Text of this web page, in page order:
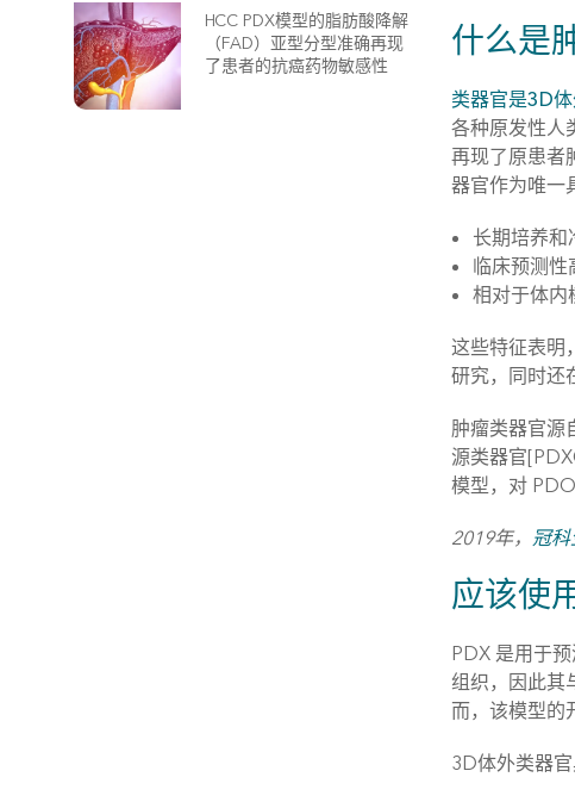
什么是
类器官是3D
各种原发性人
再现了原患者
器官作为唯一
长期培养和
临床预测性
相对于体内
这些特征表明
研究，同时还
肿瘤类器官源
源类器官
模型，对
2019年，冠
应该使
PDX 是用于
组织，因此其
而，该模型的
3D体外类器
HCC PDX模型的脂肪酸降解
（FAD）亚型分型准确再现
了患者的抗癌药物敏感性